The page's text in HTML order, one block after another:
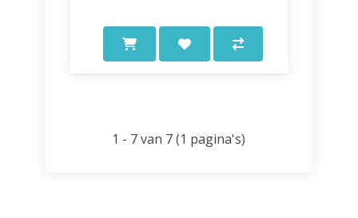
1 - 7 van 7 (1 pagina's)